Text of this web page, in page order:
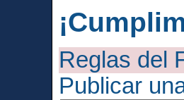
Reglas del
Publicar